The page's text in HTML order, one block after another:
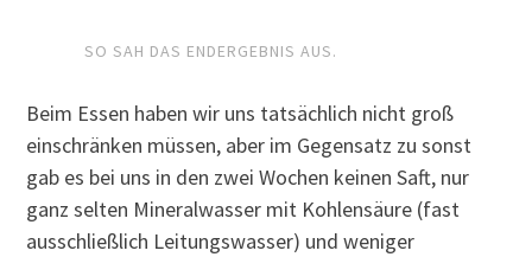
SO SAH DAS ENDERGEBNIS AUS.
Beim Essen haben wir uns tatsächlich nicht groß
einschränken müssen, aber im Gegensatz zu sonst
gab es bei uns in den zwei Wochen keinen Saft, nur
ganz selten Mineralwasser mit Kohlensäure (fast
ausschließlich Leitungswasser) und weniger